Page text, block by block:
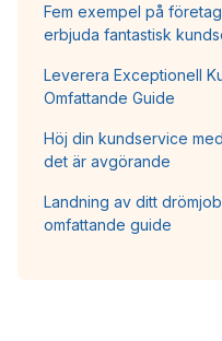
Fem exempel på
erbjuda fantastisk
Leverera Exceptionell
Omfattande Guide
Höj din kundservice
det är avgörande
Landning av ditt
omfattande guide